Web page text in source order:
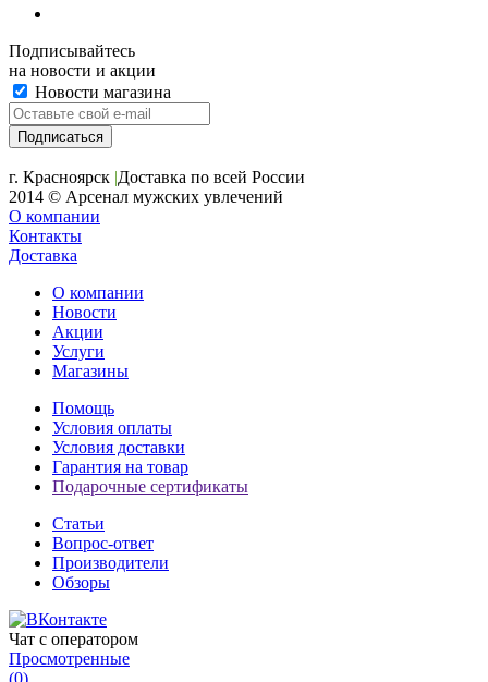
Подписывайтесь
на новости и акции
Новости магазина
г. Красноярск |Доставка по всей России
2014 © Арсенал мужских увлечений
О компании
Контакты
Доставка
О компании
Новости
Акции
Услуги
Магазины
Помощь
Условия оплаты
Условия доставки
Гарантия на товар
Подарочные сертификаты
Статьи
Вопрос-ответ
Производители
Обзоры
Чат с оператором
Просмотренные